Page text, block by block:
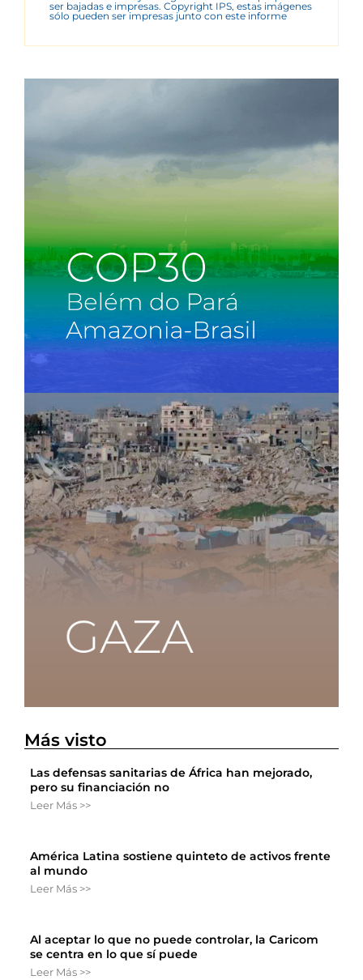
ser bajadas e impresas. Copyright IPS, estas imágenes
sólo pueden ser impresas junto con este informe
Más visto
Las defensas sanitarias de África han mejorado,
pero su financiación no
Leer Más >>
América Latina sostiene quinteto de activos frente
al mundo
Leer Más >>
Al aceptar lo que no puede controlar, la Caricom
se centra en lo que sí puede
Leer Más >>